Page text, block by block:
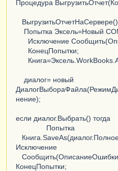
Процедура
Попытка Эксель=Новый
Исключение
КонецПопытки;
диалог= новый
нение);
если диалог.Выбрать() тогда
Попытка
Исключение
КонецПопытки;